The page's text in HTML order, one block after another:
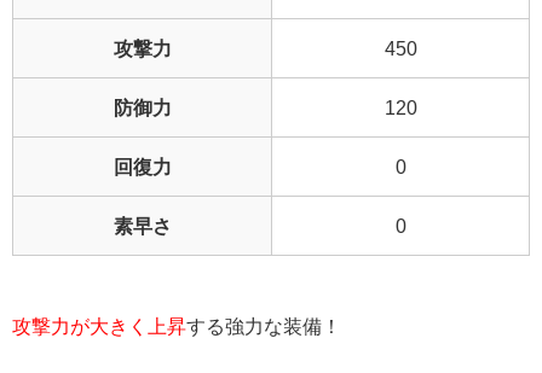
攻撃力 450
防御力 120
回復力 0
素早さ 0
攻撃力が大きく上昇する強力な装備！